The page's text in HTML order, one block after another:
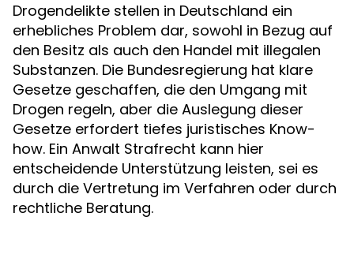
Drogendelikte stellen in Deutschland ein
erhebliches Problem dar, sowohl in Bezug auf
den Besitz als auch den Handel mit illegalen
Substanzen. Die Bundesregierung hat klare
Gesetze geschaffen, die den Umgang mit
Drogen regeln, aber die Auslegung dieser
Gesetze erfordert tiefes juristisches Know-
how. Ein Anwalt Strafrecht kann hier
entscheidende Unterstützung leisten, sei es
durch die Vertretung im Verfahren oder durch
rechtliche Beratung.